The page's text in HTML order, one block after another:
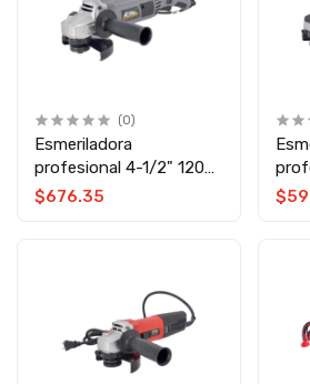
(0)
Esmeriladora
profesional 4-1/2" 1200
W 13412 Adir
$676.35
W